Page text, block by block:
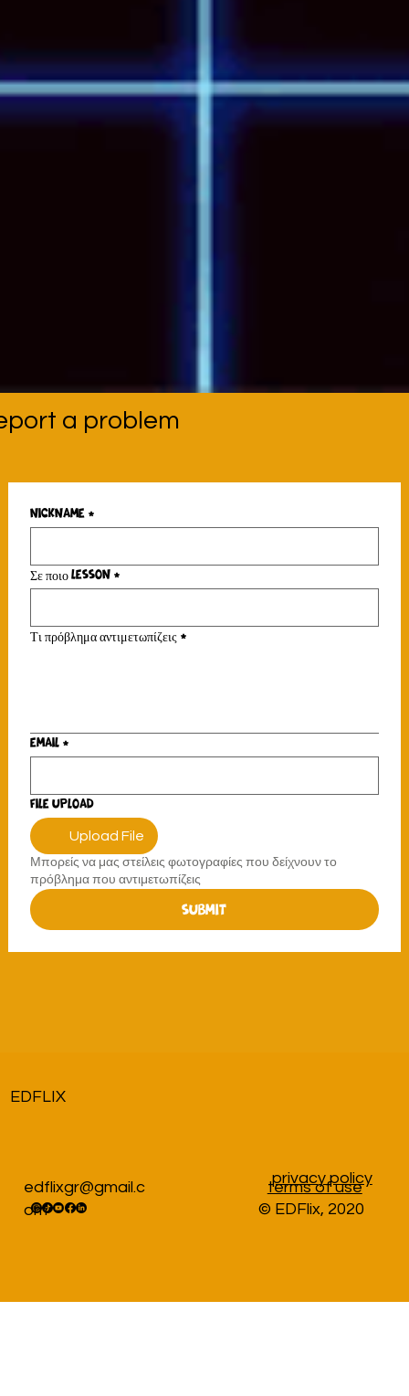
a problem
Nickname*
Σε ποιο Lesson*
Τι πρόβλημα αντιμετωπίζεις*
Email*
File upload
Upload File
Μπορείς να μας στείλεις φωτογραφίες που δείχνουν το
πρόβλημα που αντιμετωπίζεις
Submit
edflixgr@gmail.c
om
EDFLIX
privacy policy
terms of use
© EDFlix, 2020